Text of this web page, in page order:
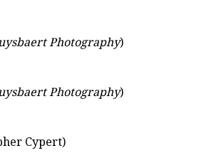
Photography)
Photography)
Cypert)